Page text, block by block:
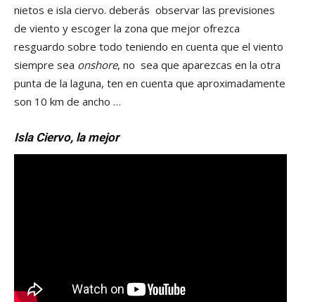
nietos e isla ciervo. deberás observar las previsiones
de viento y escoger la zona que mejor ofrezca
resguardo sobre todo teniendo en cuenta que el viento
siempre sea onshore, no sea que aparezcas en la otra
punta de la laguna, ten en cuenta que aproximadamente
son 10 km de ancho …
Isla Ciervo, la mejor